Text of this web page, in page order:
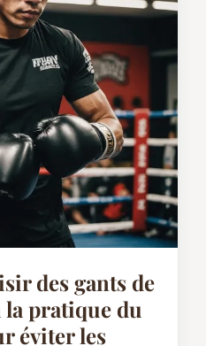
des gants de
la pratique du
éviter les